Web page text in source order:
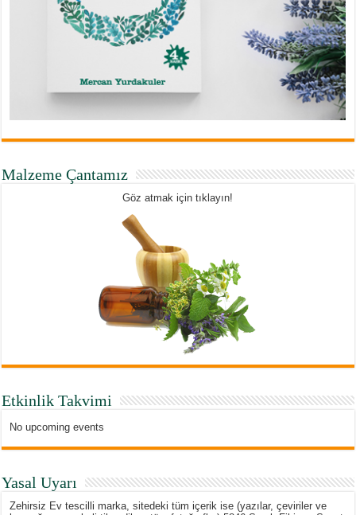
Malzeme Çantamız
Göz atmak için tıklayın!
Etkinlik Takvimi
No upcoming events
Yasal Uyarı
Zehirsiz Ev tescilli marka, sitedeki tüm içerik ise (yazılar, çeviriler ve